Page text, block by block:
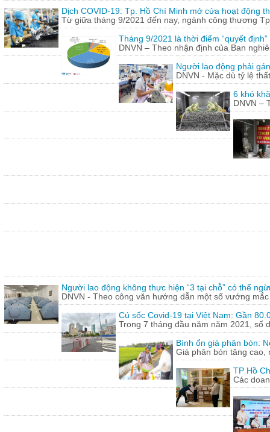
Dịch COVID-19: Tp. Hồ Chí Minh mở cửa hoạt động
Từ giữa tháng 9/2021 đến nay, ngành công thương
Tháng 9/2021 là thời điểm “quyết
DNVN – Theo nhận định của Ban
Người lao động phải
DNVN - Mặc dù tỷ lệ
6 khó
DNVN –
Người lao động không thực hiện “3 tại chỗ” có thể
DNVN - Theo công văn hướng dẫn một số vướng
Cú sốc Covid-19 tại Việt Nam: Gần
Trong 7 tháng đầu năm năm 2021, số
Bình ổn giá phân bón:
Giá phân bón tăng
TP Hồ
Các